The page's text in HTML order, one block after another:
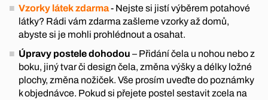
Vzorky látek zdarma- Nejste si jistí výběrem potahové
látky? Rádi vám zdarma zašleme vzorky až domů,
abyste si je mohli prohlédnout a osahat.
Úpravy postele dohodou – Přidání čela u nohou nebo z
boku, jiný tvar či design čela, změna výšky a délky ložné
plochy, změna nožiček. Vše prosím uveďte do poznámky
k objednávce. Pokud si přejete postel sestavit zcela na